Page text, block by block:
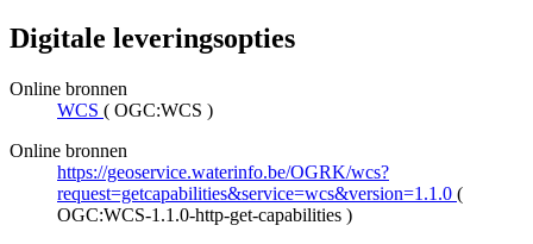
Digitale leveringsopties
Online bronnen
WCS ( OGC:WCS )
Online bronnen
https://geoservice.waterinfo.be/OGRK/wcs?
request=getcapabilities&service=wcs&version=1.1.0 (
OGC:WCS-1.1.0-http-get-capabilities )